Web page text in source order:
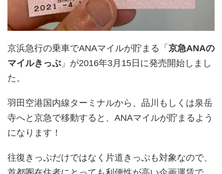
京浜急行の乗車でANAマイルが貯まる「 京急ANAの
マイルきっぷ」が2016年3月15日に発売開始しまし
た。
羽田空港国内線ターミナルから、品川もしくは泉岳
寺へと京急で移動すると、ANAマイルが貯まるよう
になります！
往復きっぷだけではなく片道きっぷも対象なので、